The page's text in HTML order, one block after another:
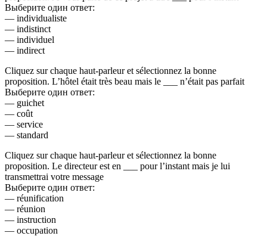
Выберите один ответ:
— individualiste
— indistinct
— individuel
— indirect
Cliquez sur chaque haut-parleur et sélectionnez la bonne
proposition. L’hôtel était très beau mais le ___ n’était pas parfait
Выберите один ответ:
— guichet
— coût
— service
— standard
Cliquez sur chaque haut-parleur et sélectionnez la bonne
proposition. Le directeur est en ___ pour l’instant mais je lui
transmettrai votre message
Выберите один ответ:
— réunification
— réunion
— instruction
— occupation